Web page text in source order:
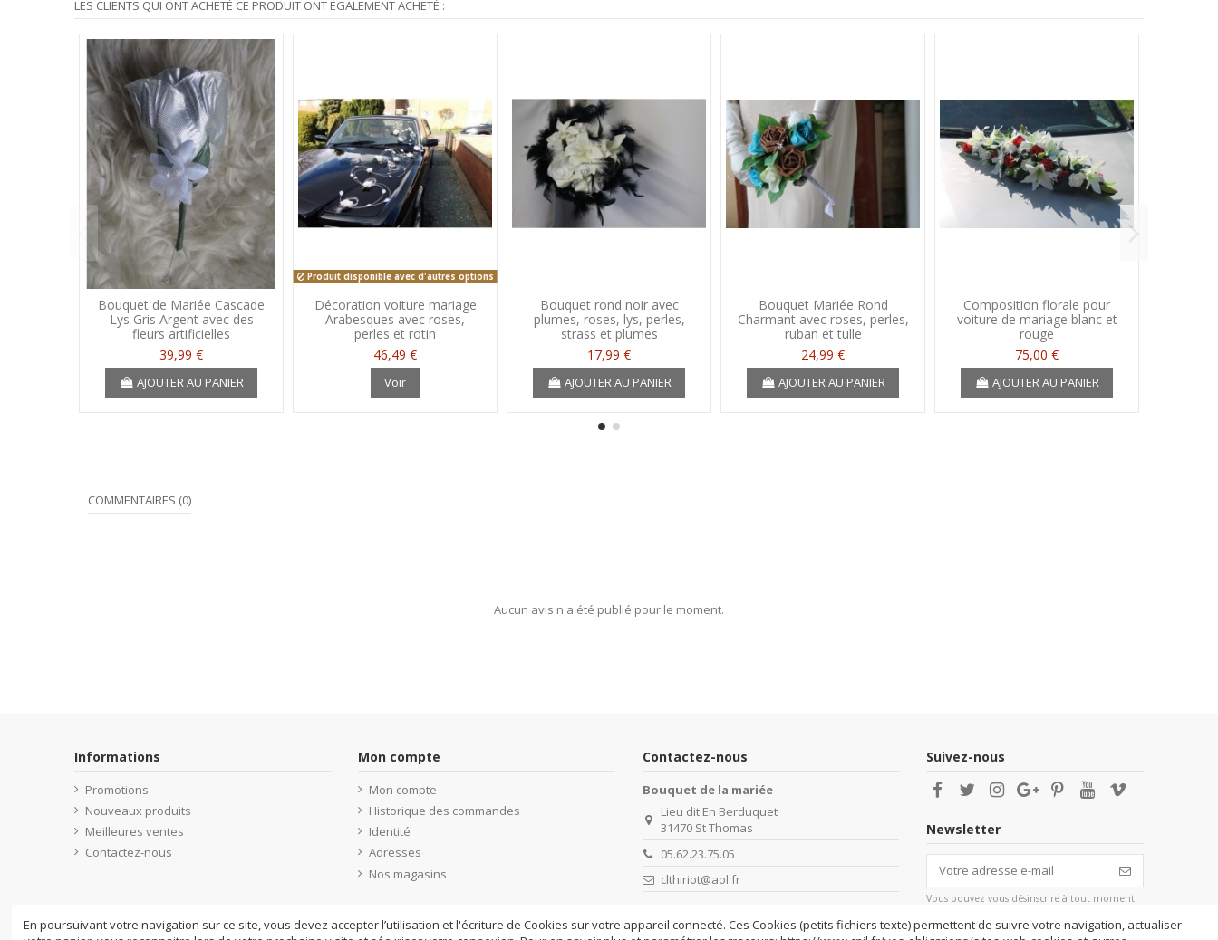
LES CLIENTS QUI ONT ACHETÉ CE PRODUIT ONT ÉGALEMENT ACHETÉ :
Bouquet de Mariée Cascade
Lys Gris Argent avec des
fleurs artificielles
39,99 €
AJOUTER AU PANIER
Produit disponible avec d'autres options
Décoration voiture mariage
Arabesques avec roses,
perles et rotin
46,49 €
Voir
Bouquet rond noir avec
plumes, roses, lys, perles,
strass et plumes
17,99 €
AJOUTER AU PANIER
Bouquet Mariée Rond
Charmant avec roses, perles,
ruban et tulle
24,99 €
AJOUTER AU PANIER
Composition florale pour
voiture de mariage blanc et
rouge
75,00 €
AJOUTER AU PANIER
COMMENTAIRES (0)
Aucun avis n'a été publié pour le moment.
Informations
Promotions
Nouveaux produits
Meilleures ventes
Contactez-nous
Mon compte
Mon compte
Historique des commandes
Identité
Adresses
Nos magasins
Contactez-nous
Bouquet de la mariée
Lieu dit En Berduquet
31470 St Thomas
05.62.23.75.05
clthiriot@aol.fr
Suivez-nous
Newsletter
Vous pouvez vous désinscrire à tout moment.
contact dans les conditions d'utilisation du
site.
En poursuivant votre navigation sur ce site, vous devez accepter l’utilisation et l'écriture de Cookies sur votre appareil connecté. Ces Cookies (petits fichiers texte) permettent de suivre votre navigation, actualiser